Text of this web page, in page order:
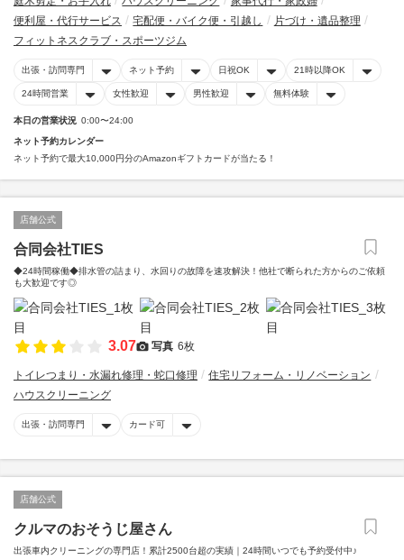
便利屋・代行サービス
宅配便・バイク便・引越し
片づけ・遺品整理
フィットネスクラブ・スポーツジム
出張・訪問専門 ネット予約 日祝OK 21時以降OK
24時間営業 女性歓迎 男性歓迎 無料体験
本日の営業状況 0:00〜24:00
ネット予約カレンダー
ネット予約で最大10,000円分のAmazonギフトカードが当たる！
店舗公式
合同会社TIES
◆24時間稼働◆排水管の詰まり、水回りの故障を速攻解決！他社で断られた方からのご依頼
も大歓迎です◎
3.07 写真 6枚
トイレつまり・水漏れ修理・蛇口修理
住宅リフォーム・リノベーション
ハウスクリーニング
出張・訪問専門 カード可
店舗公式
クルマのおそうじ屋さん
出張車内クリーニングの専門店！累計2500台超の実績｜24時間いつでも予約受付中♪